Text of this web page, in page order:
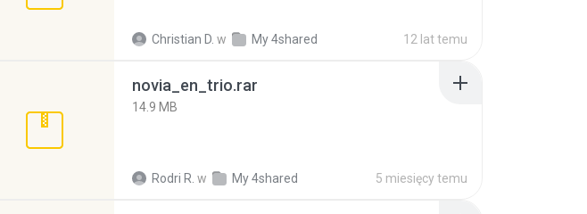
Christian D. w My 4shared 12 lat temu
novia_en_trio.rar
14.9 MB
Rodri R. w My 4shared 5 miesięcy temu